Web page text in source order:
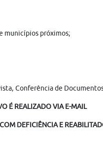
municípios próximos;
Conferência de
É REALIZADO VIA E-MAIL
DEFICIÊNCIA E